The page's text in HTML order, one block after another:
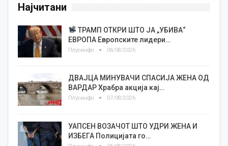
Најчитани
ТРАМП ОТКРИ ШТО ЈА „УБИВА“
ЕВРОПА Европските лидери…
Плусинфо 06/08/2026
ДВАЈЦА МИНУВАЧИ СПАСИЈА ЖЕНА ОД
ВАРДАР Храбра акција кај…
Плусинфо 07/08/2026
УАПСЕН ВОЗАЧОТ ШТО УДРИ ЖЕНА И
ИЗБЕГА Полицијата го…